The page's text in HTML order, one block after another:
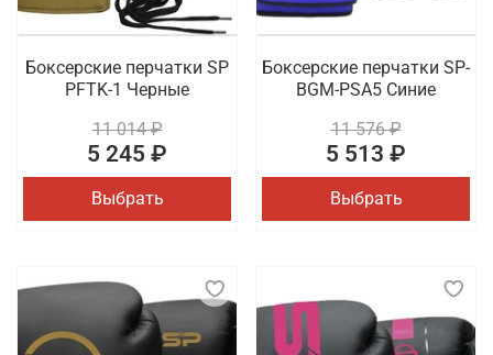
Боксерские перчатки SP
PFTK-1 Черные
11 014 ₽
5 245 ₽
Выбрать
Боксерские перчатки SP-
BGM-PSA5 Синие
11 576 ₽
5 513 ₽
Выбрать